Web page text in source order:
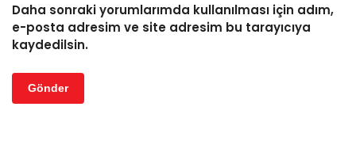
Daha sonraki yorumlarımda kullanılması için adım,
e-posta adresim ve site adresim bu tarayıcıya
kaydedilsin.